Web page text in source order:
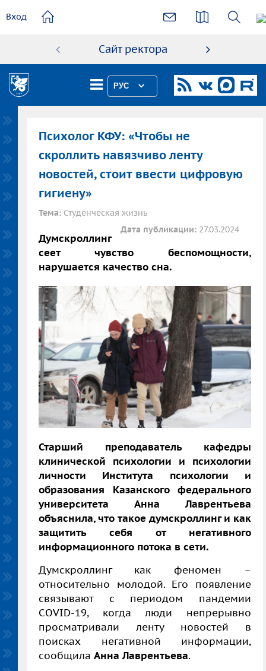
содержанию
Вход
Сайт ректора
РУС
Психолог КФУ: «Чтобы не
скроллить навязчиво ленту
новостей, стоит ввести цифровую
гигиену»
Тема: Студенческая жизнь
Дата публикации: 27.03.2024
Думскроллинг
сеет чувство беспомощности,
нарушается качество сна.
Старший преподаватель кафедры
клинической психологии и психологии
личности Института психологии и
образования Казанского федерального
университета Анна Лаврентьева
объяснила, что такое думскроллинг и как
защитить себя от негативного
информационного потока в сети.
Думскроллинг как феномен –
относительно молодой. Его появление
связывают с периодом пандемии
COVID-19, когда люди непрерывно
просматривали ленту новостей в
поисках негативной информации,
сообщила Анна Лаврентьева.